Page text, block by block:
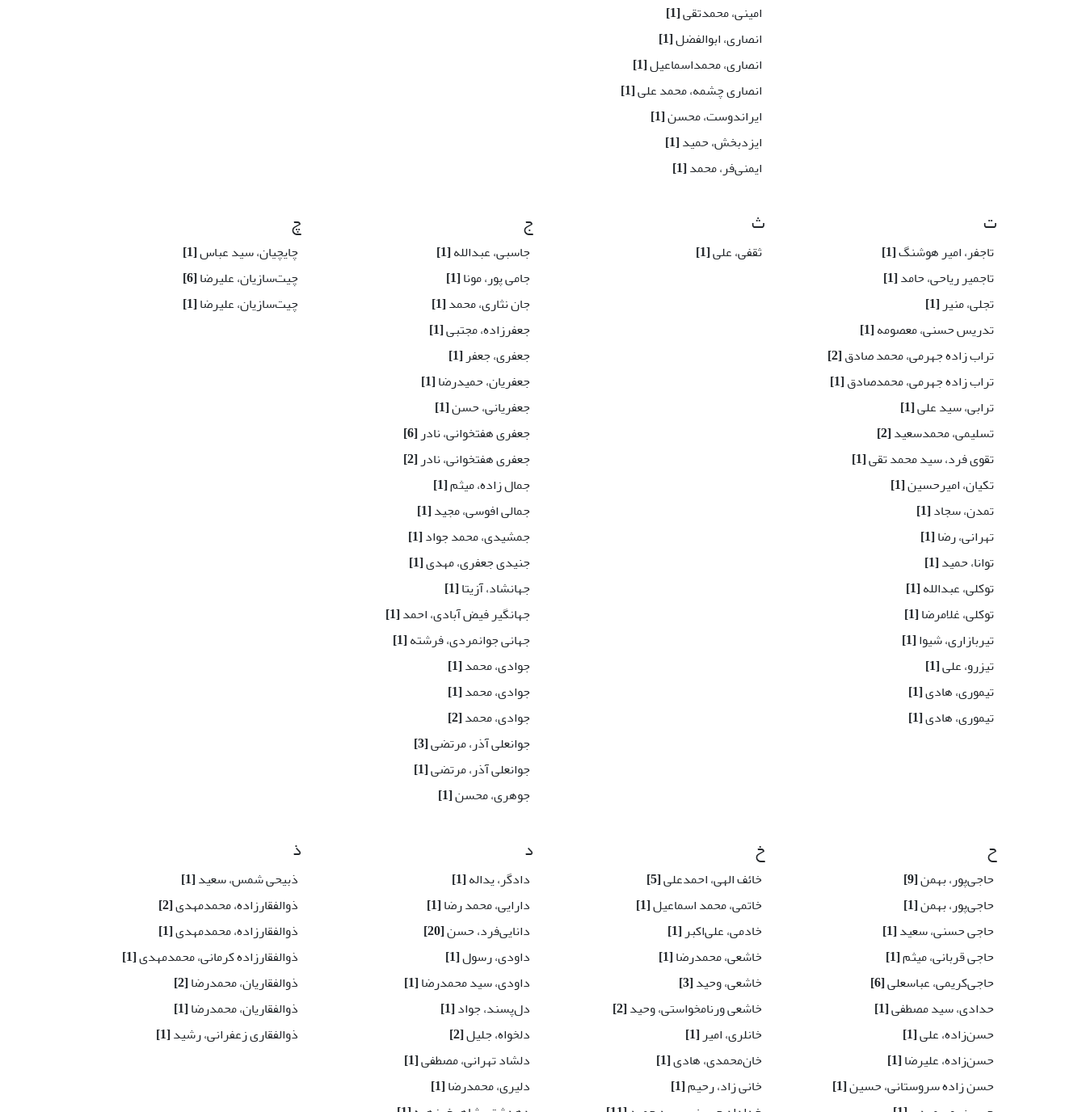
امینی، محمدتقی[1]
انصاری، ابوالفضل[1]
انصاری، محمداسماعیل[1]
انصاری چشمه، محمد علی[1]
ایراندوست، محسن[1]
ایزدبخش، حمید[1]
ایمنی‌فر، محمد[1]
ت
تاجفر، امیر هوشنگ[1]
تاجمیر ریاحی، حامد[1]
تجلی، منیر[1]
تدریس حسنی، معصومه[1]
تراب زاده جهرمی، محمد صادق[2]
تراب زاده جهرمی، محمدصادق[1]
ترابی، سید علی[1]
تسلیمی، محمدسعید[2]
تقوی فرد، سید محمد تقی[1]
تکیان، امیرحسین[1]
تمدن، سجاد[1]
تهرانی، رضا[1]
توانا، حمید[1]
توکلی، عبدالله[1]
توکلی، غلامرضا[1]
تیربازاری، شیوا[1]
تیزرو، علی[1]
تیموری، هادی[1]
تیموری، هادی[1]
ث
ثقفی، علی[1]
ج
جاسبی، عبدالله[1]
جامی پور، مونا[1]
جان نثاری، محمد[1]
جعفرزاده، مجتبی[1]
جعفری، جعفر[1]
جعفریان، حمیدرضا[1]
جعفریانی، حسن[1]
جعفری هفتخوانی، نادر[6]
جعفری هفتخوانی، نادر[2]
جمال زاده، میثم[1]
جمالی افوسی، مجید[1]
جمشیدی، محمد جواد[1]
جنیدی جعفری، مهدی[1]
جهانشاد، آزیتا[1]
جهانگیر فیض آبادی، احمد[1]
جهانی جوانمردی، فرشته[1]
جوادی، محمد[1]
جوادی، محمد[1]
جوادی، محمد[2]
جوانعلی آذر، مرتضی[3]
جوانعلی آذر، مرتضی[1]
جوهری، محسن[1]
چ
چایچیان، سید عباس[1]
چیت‌سازیان، علیرضا[6]
چیت‌سازیان، علیرضا[1]
ح
حاجی‌پور، بهمن[9]
حاجی‌پور، بهمن[1]
حاجی حسنی، سعید[1]
حاجی قربانی، میثم[1]
حاجی‌کریمی، عباسعلی[6]
حدادی، سید مصطفی[1]
حسن‌زاده، علی[1]
حسن‌زاده، علیرضا[1]
حسن زاده سروستانی، حسین[1]
خ
خائف الهی، احمدعلی[5]
خاتمی، محمد اسماعیل[1]
خادمی، علی‌اکبر[1]
خاشعی، محمدرضا[1]
خاشعی، وحید[3]
خاشعی ورنامخواستی، وحید[2]
خانلری، امیر[1]
خان‌محمدی، هادی[1]
خانی زاد، رحیم[1]
د
دادگر، یداله[1]
دارایی، محمد رضا[1]
دانایی‌فرد، حسن[20]
داودی، رسول[1]
داودی، سید محمدرضا[1]
دل‌پسند، جواد[1]
دلخواه، جلیل[2]
دلشاد تهرانی، مصطفی[1]
دلیری، محمدرضا[1]
ذ
ذبیحی شمس، سعید[1]
ذوالفقارزاده، محمدمهدی[2]
ذوالفقارزاده، محمدمهدی[1]
ذوالفقارزاده کرمانی، محمدمهدی[1]
ذوالفقاریان، محمدرضا[2]
ذوالفقاریان، محمدرضا[1]
ذوالفقاری زعفرانی، رشید[1]